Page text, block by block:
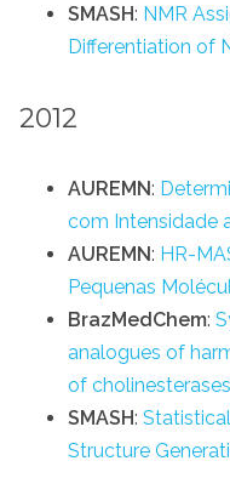
SMASH: NMR
Differentiation of
2012
AUREMN:
com Intensidade
AUREMN: HR-
Pequenas
BrazMedChem:
analogues of
of cholinesterases
SMASH:
Structure